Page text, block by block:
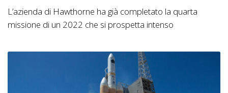
L’azienda di Hawthorne ha già completato la quarta
missione di un 2022 che si prospetta intenso